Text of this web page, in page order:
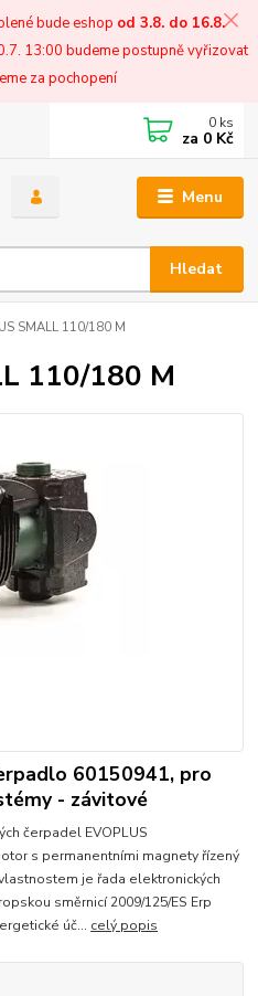
bude eshop od 3.8. do 16.8.
13:00 budeme postupně vyřizovat
za pochopení
Menu
Hledat
0 ks
za 0 Kč
SMALL 110/180 M
110/180 M
60150941, pro
- závitové
čerpadel EVOPLUS
s permanentními magnety řízený
je řada elektronických
směrnicí 2009/125/ES Erp
úč... celý popis